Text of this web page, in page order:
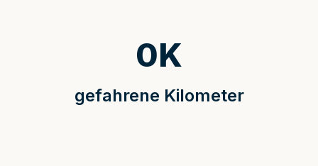
gefahrene Kilometer
0K